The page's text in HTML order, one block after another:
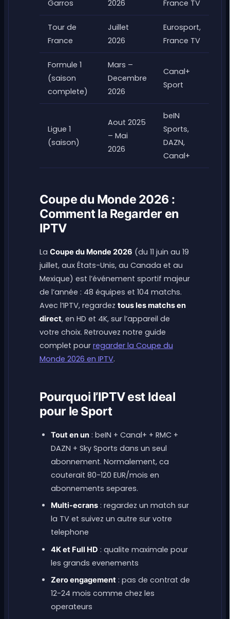
Garros 2026 France TV
Tour de
France
Juillet
2026
Eurosport,
France TV
Formule 1
(saison
complete)
Mars –
Decembre
2026
Canal+
Sport
Ligue 1
(saison)
Aout 2025
– Mai
2026
beIN
Sports,
DAZN,
Canal+
Coupe du Monde 2026 :
Comment la Regarder en
IPTV
La Coupe du Monde 2026 (du 11 juin au 19
juillet, aux États-Unis, au Canada et au
Mexique) est l’événement sportif majeur
de l’année : 48 équipes et 104 matchs.
Avec l’IPTV, regardez tous les matchs en
direct, en HD et 4K, sur l’appareil de
votre choix. Retrouvez notre guide
complet pour regarder la Coupe du
Monde 2026 en IPTV.
Pourquoi l’IPTV est Ideal
pour le Sport
Tout en un: beIN + Canal+ + RMC +
DAZN + Sky Sports dans un seul
abonnement. Normalement, ca
couterait 80-120 EUR/mois en
abonnements separes.
Multi-ecrans: regardez un match sur
la TV et suivez un autre sur votre
telephone
4K et Full HD : qualite maximale pour
les grands evenements
Zero engagement: pas de contrat de
12-24 mois comme chez les
operateurs